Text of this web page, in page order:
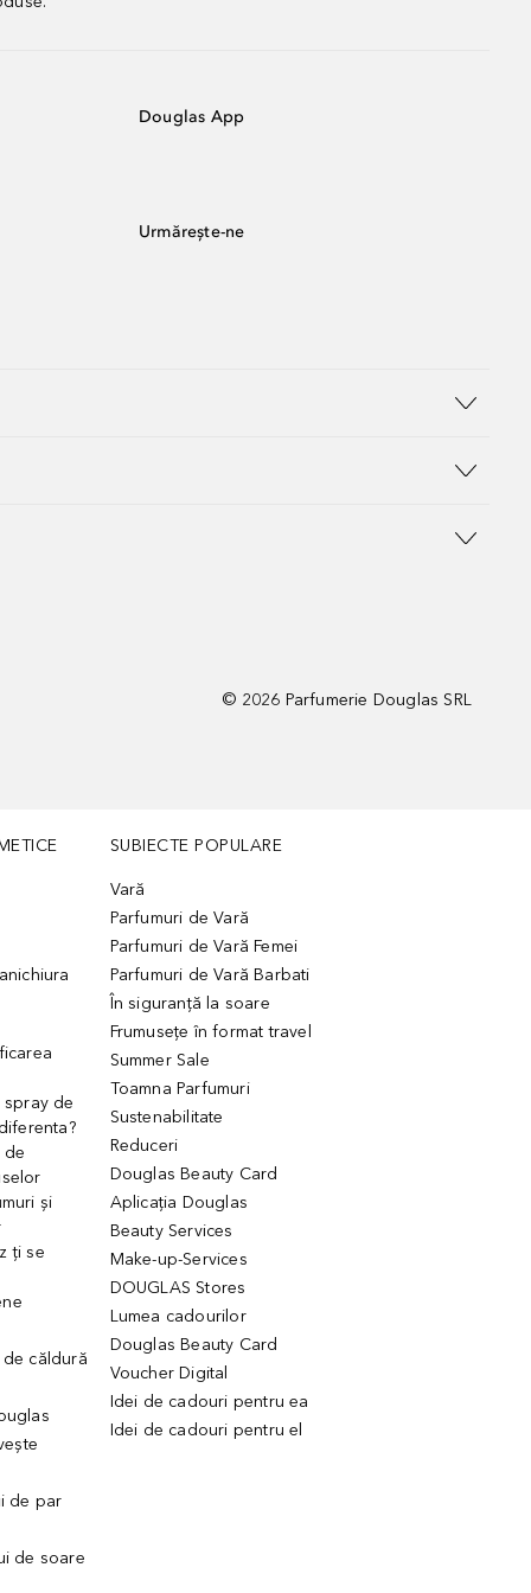
Douglas App
Urmărește-ne
© 2026 Parfumerie Douglas SRL
spray de
de
și
ți se
căldură
de par
de soare
SUBIECTE POPULARE
Vară
Parfumuri de Vară
Parfumuri de Vară Femei
Parfumuri de Vară Barbati
În siguranță la soare
Frumusețe în format travel
Summer Sale
Toamna Parfumuri
Sustenabilitate
Reduceri
Douglas Beauty Card
Aplicația Douglas
Beauty Services
Make-up-Services
DOUGLAS Stores
Lumea cadourilor
Douglas Beauty Card
Voucher Digital
Idei de cadouri pentru ea
Idei de cadouri pentru el